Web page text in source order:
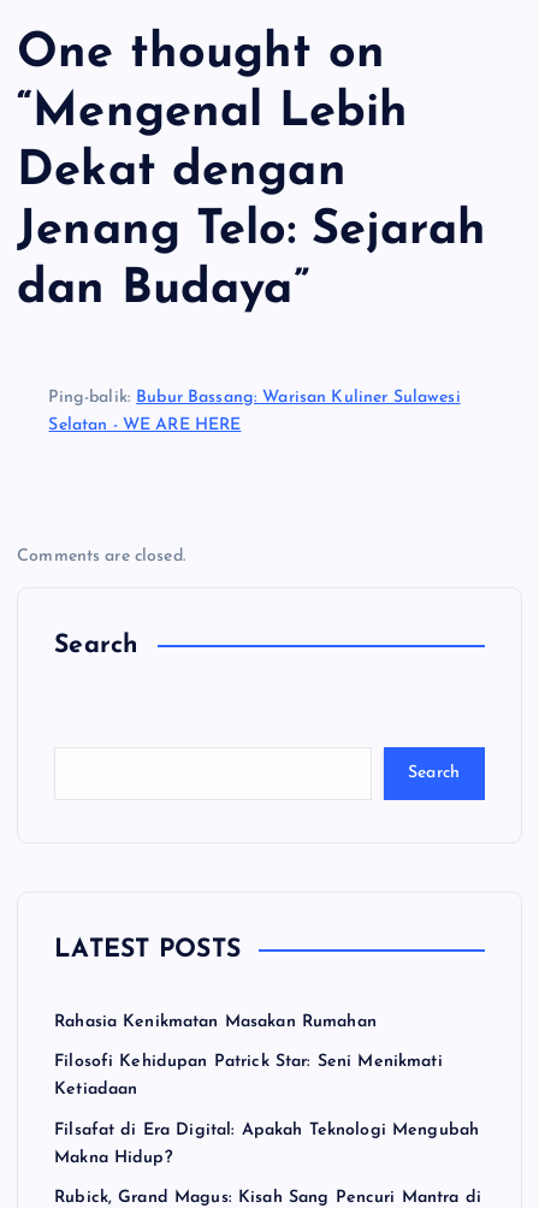
One thought on
“Mengenal Lebih
Dekat dengan
Jenang Telo: Sejarah
dan Budaya”
Ping-balik: Bubur Bassang: Warisan Kuliner Sulawesi
Selatan - WE ARE HERE
Comments are closed.
Search
Search
LATEST POSTS
Rahasia Kenikmatan Masakan Rumahan
Filosofi Kehidupan Patrick Star: Seni Menikmati
Ketiadaan
Filsafat di Era Digital: Apakah Teknologi Mengubah
Makna Hidup?
Rubick, Grand Magus: Kisah Sang Pencuri Mantra di